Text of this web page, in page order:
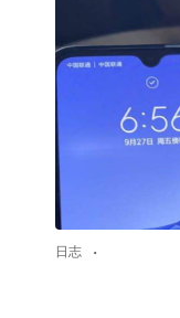
日志